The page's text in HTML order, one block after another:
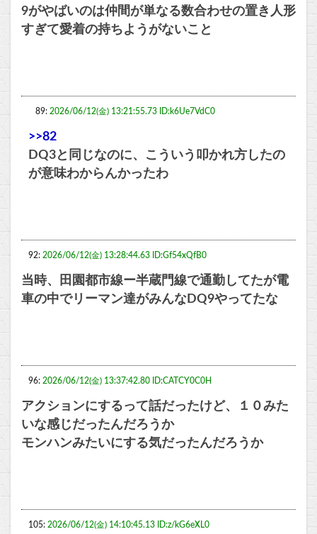
9がやばいのは仲間が単なる数合わせの置き人形
すぎて愛着の持ちようがないこと
89: 2026/06/12(金) 13:21:55.73 ID:k6Ue7VdC0
>>82
DQ3と同じなのに、こういう叩かれ方したの
が意味わからんかったわ
92: 2026/06/12(金) 13:28:44.63 ID:Gf54xQfB0
当時、田園都市線ー半蔵門線で通勤してたが電
車の中でリーマン達がみんなDQ9やってたな
96: 2026/06/12(金) 13:37:42.80 ID:CATCY0C0H
アクションにするって話だったけど、１０みた
いな感じだったんだろうか
モンハンみたいにする気だったんだろうか
105: 2026/06/12(金) 14:10:45.13 ID:z/kG6eXL0